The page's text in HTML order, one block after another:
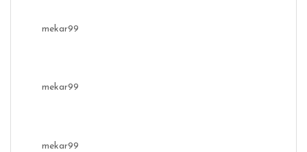
mekar99
mekar99
mekar99